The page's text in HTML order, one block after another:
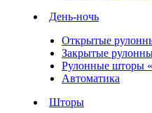
День-ночь
Открытые
Закрытые
Рулонные шторы
Автоматика
Шторы